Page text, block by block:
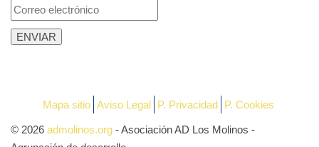
Mapa sitio Aviso Legal P. Privacidad P. Cookies
© 2026 admolinos.org - Asociación AD Los Molinos -